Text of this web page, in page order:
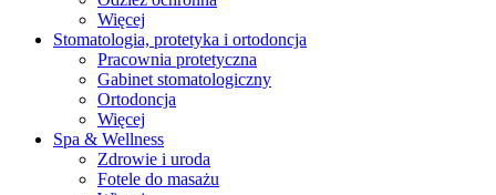
Więcej
Stomatologia, protetyka i ortodoncja
Pracownia protetyczna
Gabinet stomatologiczny
Ortodoncja
Więcej
Spa & Wellness
Zdrowie i uroda
Fotele do masażu